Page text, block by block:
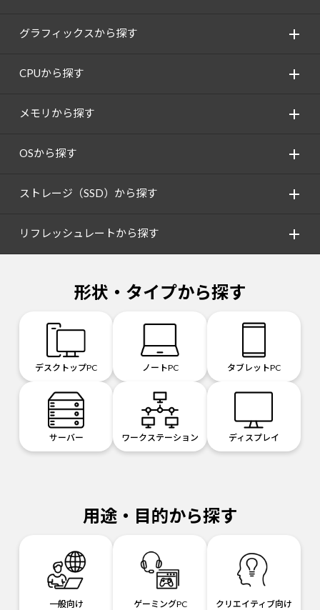
グラフィックスから探す
CPUから探す
メモリから探す
OSから探す
ストレージ（SSD）から探す
リフレッシュレートから探す
形状・タイプから探す
デスクトップPC ノートPC タブレットPC
サーバー ワークステーション ディスプレイ
用途・目的から探す
一般向け
ゲーミングPC
クリエイティブ向け